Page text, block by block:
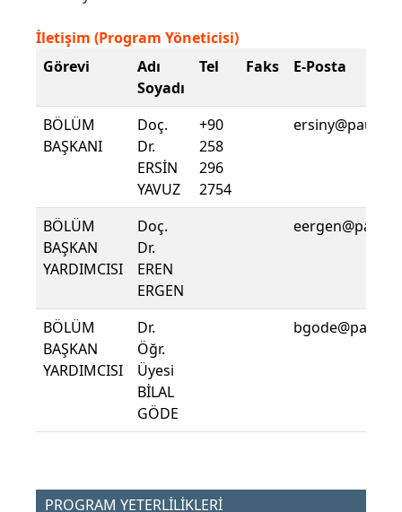
İletişim (Program Yöneticisi)
Görevi
Adı
Soyadı
Tel Faks E-Posta
BÖLÜM
BAŞKANI
Doç.
Dr.
ERSİN
YAVUZ
+90
258
296
2754
BÖLÜM
BAŞKAN
YARDIMCISI
Doç.
Dr.
EREN
ERGEN
BÖLÜM
BAŞKAN
YARDIMCISI
Dr.
Öğr.
Üyesi
BİLAL
GÖDE
PROGRAM YETERLİLİKLERİ